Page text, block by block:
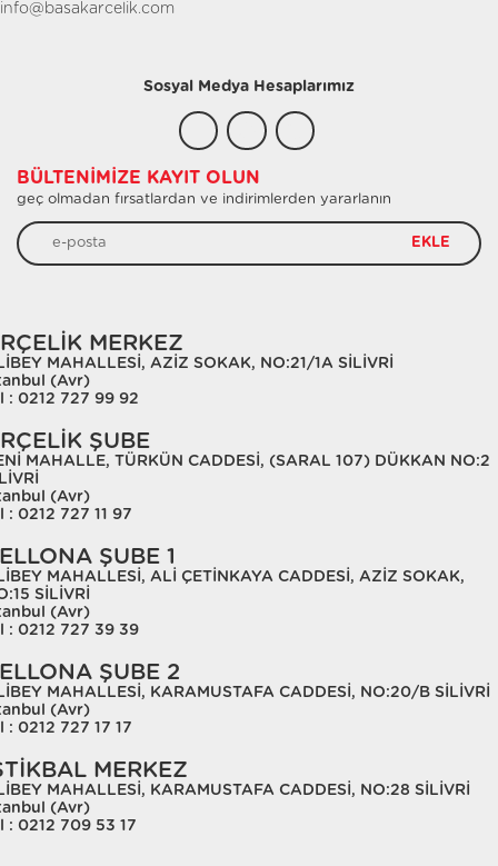
info@basakarcelik.com
Sosyal Medya Hesaplarımız
BÜLTENIMIZE KAYIT OLUN
geç olmadan fırsatlardan ve indirimlerden yararlanın
EKLE
MERKEZ
MAHALLESİ, AZİZ SOKAK, NO:21/1A SİLİVRİ
(Avr)
: 0212 727 99 92
ŞUBE
MAHALLE, TÜRKÜN CADDESİ, (SARAL 107) DÜKKAN NO:2
(Avr)
: 0212 727 11 97
ŞUBE 1
MAHALLESİ, ALİ ÇETİNKAYA CADDESİ, AZİZ SOKAK,
SİLİVRİ
(Avr)
: 0212 727 39 39
ŞUBE 2
MAHALLESİ, KARAMUSTAFA CADDESİ, NO:20/B SİLİVRİ
(Avr)
: 0212 727 17 17
MERKEZ
MAHALLESİ, KARAMUSTAFA CADDESİ, NO:28 SİLİVRİ
(Avr)
: 0212 709 53 17